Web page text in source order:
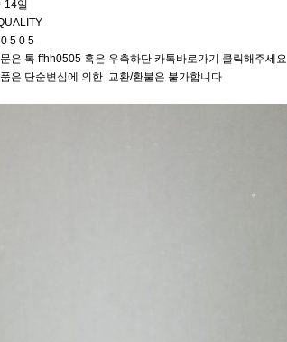
14일
5 0 5
은 톡 ffhh0505 혹은 우측하단 카톡바로가기 클릭해주세요
은 단순변심에 의한 교환/환불은 불가합니다